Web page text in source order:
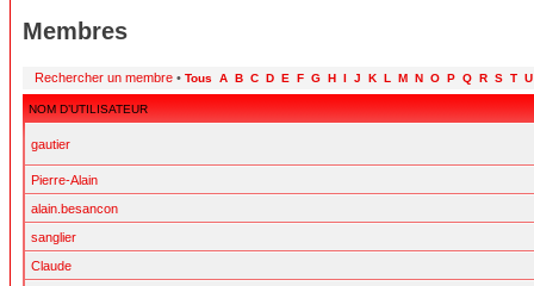
Membres
Rechercher un membre • Tous A B C D E F G H I J K L M N O P Q R S T U
NOM D’UTILISATEUR
gautier
Pierre-Alain
alain.besancon
sanglier
Claude